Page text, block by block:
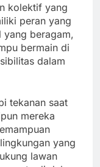
kolektif yang
peran yang
yang beragam,
bermain di
dalam
tekanan saat
mereka
yang
lawan